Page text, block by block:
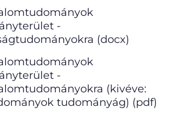
-
(docx)
-
(kivéve:
tudományág) (pdf)